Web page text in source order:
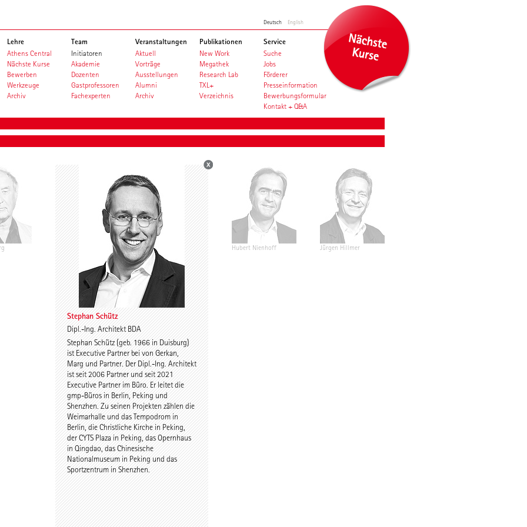
Deutsch English
Lehre
Athens Central
Nächste Kurse
Bewerben
Werkzeuge
Archiv
Team
Initiatoren
Akademie
Dozenten
Gastprofessoren
Fachexperten
Veranstaltungen
Aktuell
Vorträge
Ausstellungen
Alumni
Archiv
Publikationen
New Work
Megathek
Research Lab
TXL+
Verzeichnis
Service
Suche
Jobs
Förderer
Presseinformation
Bewerbungsformular
Kontakt + Q&A
Stephan Schütz
Stephan Schütz
Dipl.-Ing. Architekt BDA
Stephan Schütz (geb. 1966 in Duisburg)
ist Executive Partner bei von Gerkan,
Marg und Partner. Der Dipl.-Ing. Architekt
ist seit 2006 Partner und seit 2021
Executive Partner im Büro. Er leitet die
gmp-Büros in Berlin, Peking und
Shenzhen. Zu seinen Projekten zählen die
Weimarhalle und das Tempodrom in
Berlin, die Christliche Kirche in Peking,
der CYTS Plaza in Peking, das Opernhaus
in Qingdao, das Chinesische
Nationalmuseum in Peking und das
Sportzentrum in Shenzhen.
Hubert Nienhoff Jürgen Hillmer